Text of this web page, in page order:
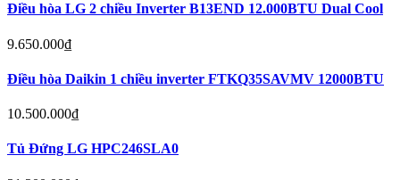
Điều hòa LG 2 chiều Inverter B13END 12.000BTU Dual Cool
9.650.000₫
Điều hòa Daikin 1 chiều inverter FTKQ35SAVMV 12000BTU
10.500.000₫
Tủ Đứng LG HPC246SLA0